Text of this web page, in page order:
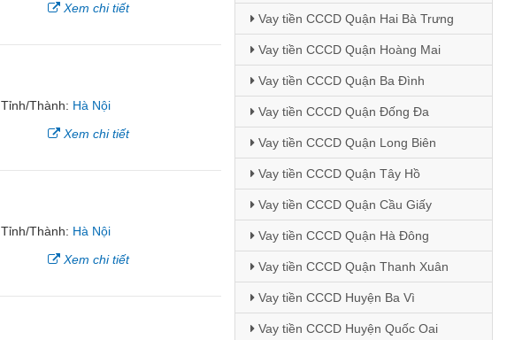
Xem chi tiết
Tỉnh/Thành: Hà Nội
Xem chi tiết
Tỉnh/Thành: Hà Nội
Xem chi tiết
Vay tiền CCCD Quận Hai Bà Trưng
Vay tiền CCCD Quận Hoàng Mai
Vay tiền CCCD Quận Ba Đình
Vay tiền CCCD Quận Đống Đa
Vay tiền CCCD Quận Long Biên
Vay tiền CCCD Quận Tây Hồ
Vay tiền CCCD Quận Cầu Giấy
Vay tiền CCCD Quận Hà Đông
Vay tiền CCCD Quận Thanh Xuân
Vay tiền CCCD Huyện Ba Vì
Vay tiền CCCD Huyện Quốc Oai